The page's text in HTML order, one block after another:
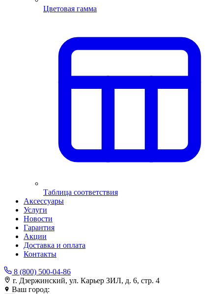
Цветовая гамма
Таблица соответствия
Аксессуары
Услуги
Новости
Гарантия
Акции
Доставка и оплата
Контакты
8 (800) 500-04-86
г. Дзержинский, ул. Карьер ЗИЛ, д. 6, стр. 4
Ваш город: